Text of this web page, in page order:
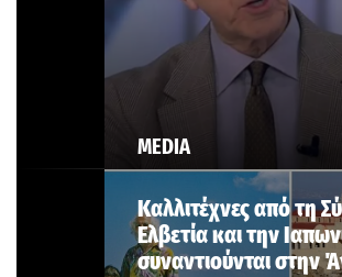
MEDIA
Καλλιτέχνες από τη
Ελβετία και την
συναντιούνται στην